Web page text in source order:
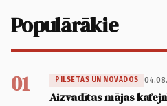
Populārākie
01 PILSĒTĀS UN NOVADOS
Aizvadītas mājas